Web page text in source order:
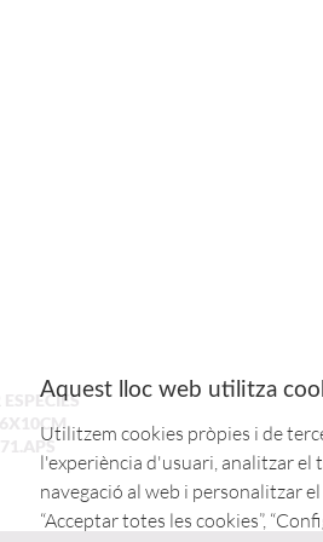
Aquest lloc web utilitza
Utilitzem cookies pròpies i de
l'experiència d'usuari, analitzar el
navegació al web i personalitzar
“Acceptar totes les cookies”,